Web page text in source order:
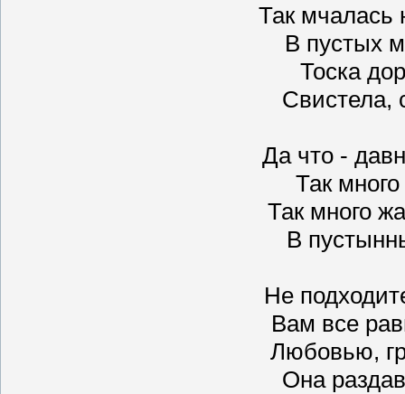
Так мчалась
В пустых
Тоска
Свистела,
Да что -
Так
Так много
В
Не
Вам все
Любовью,
Она